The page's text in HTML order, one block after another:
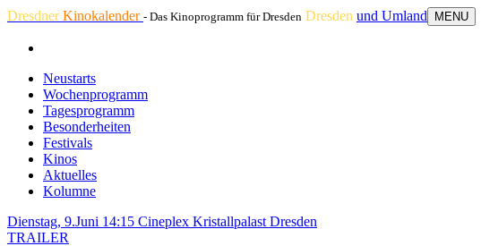
DresdnerKinokalender - Das Kinoprogramm für Dresden Dresden und Umland MENU
Neustarts
Wochenprogramm
Tagesprogramm
Besonderheiten
Festivals
Kinos
Aktuelles
Kolumne
Dienstag, 9.Juni 14:15 Cineplex Kristallpalast Dresden
TRAILER